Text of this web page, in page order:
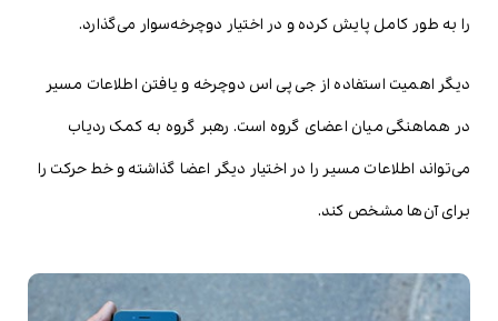
را به طور کامل پایش کرده و در اختیار دوچرخه‌سوار می‌گذارد.
دیگر اهمیت استفاده از جی پی اس دوچرخه و یافتن اطلاعات مسیر
در هماهنگی میان اعضای گروه است. رهبر گروه به کمک ردیاب
می‌تواند اطلاعات مسیر را در اختیار دیگر اعضا گذاشته و خط حرکت را
برای آن‌ها مشخص کند.